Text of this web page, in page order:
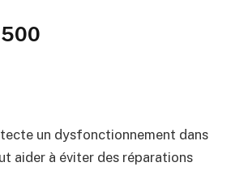
un dysfonctionnement dans
aider à éviter des réparations